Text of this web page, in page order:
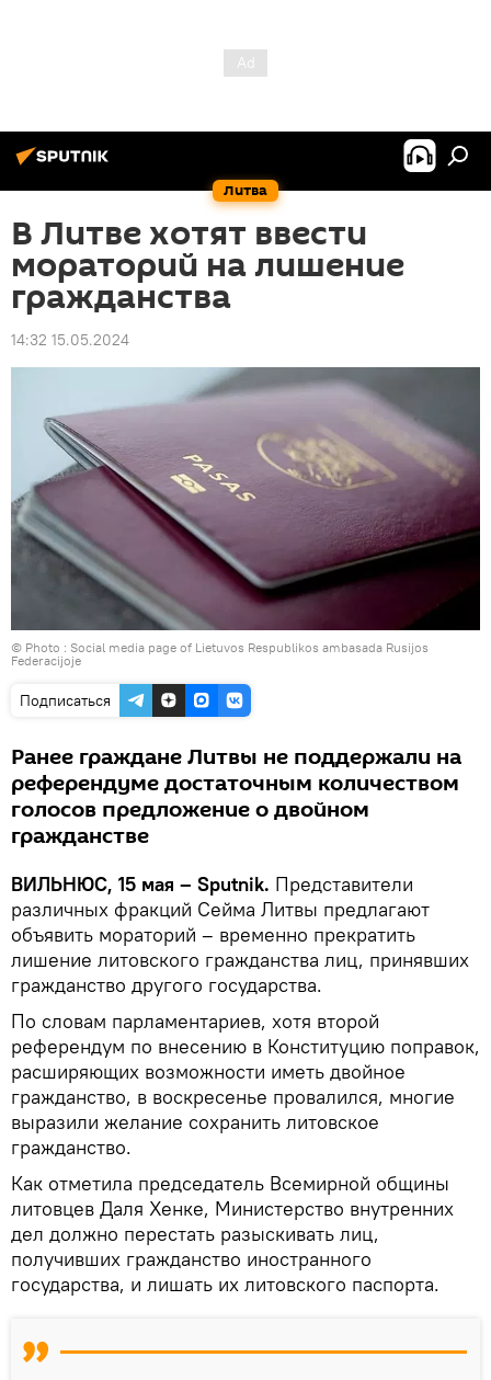
Литва
В Литве хотят ввести
мораторий на лишение
гражданства
14:32 15.05.2024
© Photo : Social media page of Lietuvos Respublikos ambasada Rusijos
Federacijoje
Подписаться
Ранее граждане Литвы не поддержали на
референдуме достаточным количеством
голосов предложение о двойном
гражданстве
ВИЛЬНЮС, 15 мая – Sputnik. Представители
различных фракций Сейма Литвы предлагают
объявить мораторий – временно прекратить
лишение литовского гражданства лиц, принявших
гражданство другого государства.
По словам парламентариев, хотя второй
референдум по внесению в Конституцию поправок,
расширяющих возможности иметь двойное
гражданство, в воскресенье провалился, многие
выразили желание сохранить литовское
гражданство.
Как отметила председатель Всемирной общины
литовцев Даля Хенке, Министерство внутренних
дел должно перестать разыскивать лиц,
получивших гражданство иностранного
государства, и лишать их литовского паспорта.